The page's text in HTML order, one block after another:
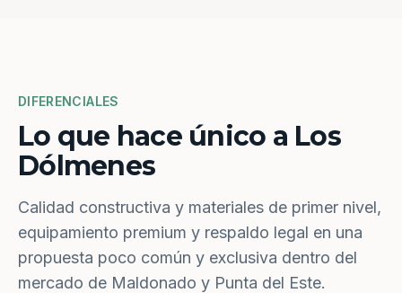
DIFERENCIALES
Lo que hace único a Los
Dólmenes
Calidad constructiva y materiales de primer nivel,
equipamiento premium y respaldo legal en una
propuesta poco común y exclusiva dentro del
mercado de Maldonado y Punta del Este.